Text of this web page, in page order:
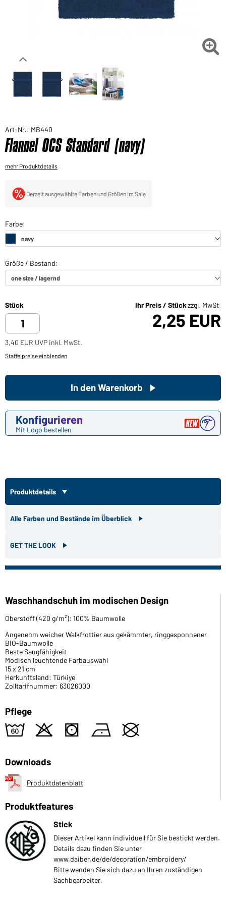
Sie möchten gerne für Ihren privaten Bedarf

Art-Nr.: MB440
Flannel OCS Standard (navy)
mehr Produktdetails
Derzeit ausgewählte Farben und Größen im Sale
Stück Ihr Preis / Stückzzgl. MwSt.
2,25 EUR
3,40 EUR UVP inkl. MwSt.
Staffelpreise einblenden
Konfigurieren
Mit Logo bestellen
In den Warenkorb
Produktdetails
Alle Farben und Bestände im Überblick
GET THE LOOK
Waschhandschuh im modischen Design
Oberstoff (420 g/m²): 100% Baumwolle
Angenehm weicher Walkfrottier aus gekämmter, ringgesponnener
BIO-Baumwolle
Beste Saugfähigkeit
Modisch leuchtende Farbauswahl
15 x 21 cm
Herkunftsland: Türkiye
Zolltarifnummer: 63026000
Pflege
4 o s n U
Downloads
Produktdatenblatt
Produktfeatures
Stick
Dieser Artikel kann individuell für Sie bestickt werden.
Details dazu finden Sie unter
www.daiber.de/de/decoration/embroidery/
Bitte wenden Sie sich dazu an Ihren zuständigen
Sachbearbeiter.